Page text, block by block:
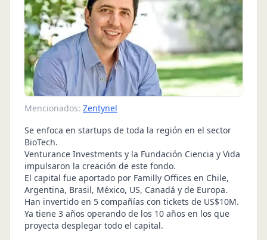
Mencionados: Zentynel
Se enfoca en startups de toda la región en el sector
BioTech.
Venturance Investments y la Fundación Ciencia y Vida
impulsaron la creación de este fondo.
El capital fue aportado por Familly Offices en Chile,
Argentina, Brasil, México, US, Canadá y de Europa.
Han invertido en 5 compañías con tickets de US$10M.
Ya tiene 3 años operando de los 10 años en los que
proyecta desplegar todo el capital.